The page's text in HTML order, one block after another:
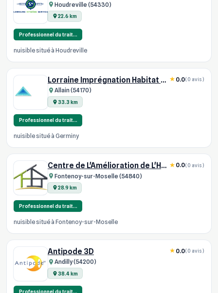
Houdreville (54330)
22.6 km
Professionnel du trait…
nuisible situé à Houdreville
Lorraine Imprégnation Habitat SARL
Allain (54170)
33.3 km
0.0(0 avis)
Professionnel du trait…
nuisible situé à Germiny
Centre de L'Amélioration de L'Habit
Fontenoy-sur-Moselle (54840)
28.9 km
0.0(0 avis)
Professionnel du trait…
nuisible situé à Fontenoy-sur-Moselle
Antipode 3D
Andilly (54200)
38.4 km
0.0(0 avis)
Professionnel du trait…